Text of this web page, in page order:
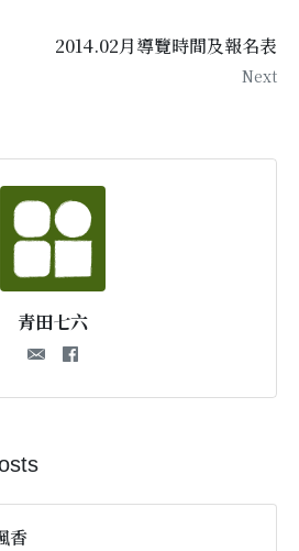
2014.02月導覽時間及報名表
Next
青田七六
香